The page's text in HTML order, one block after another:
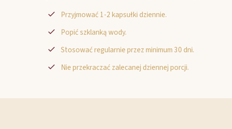
Przyjmować 1-2 kapsułki dziennie.
Popić szklanką wody.
Stosować regularnie przez minimum 30 dni.
Nie przekraczać zalecanej dziennej porcji.